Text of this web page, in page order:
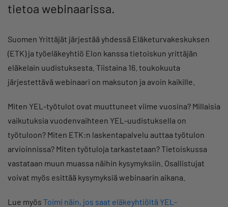
tietoa webinaarissa.
Suomen Yrittäjät järjestää yhdessä Eläketurvakeskuksen
(ETK) ja työeläkeyhtiö Elon kanssa tietoiskun yrittäjän
eläkelain uudistuksesta. Tiistaina 16. toukokuuta
järjestettävä webinaari on maksuton ja avoin kaikille.
Miten YEL-työtulot ovat muuttuneet viime vuosina? Millaisia
vaikutuksia vuodenvaihteen YEL-uudistuksella on
työtuloon? Miten ETK:n laskentapalvelu auttaa työtulon
arvioinnissa? Miten työtuloja tarkastetaan? Tietoiskussa
vastataan muun muassa näihin kysymyksiin. Osallistujat
voivat myös esittää kysymyksiä webinaarin aikana.
Lue myös Toimi näin, jos saat eläkeyhtiöltä YEL-